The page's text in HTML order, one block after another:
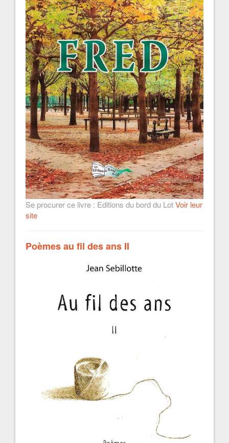
Se procurer ce livre : Editions du bord du LotVoir leur
site
Poèmes au fil des ans II